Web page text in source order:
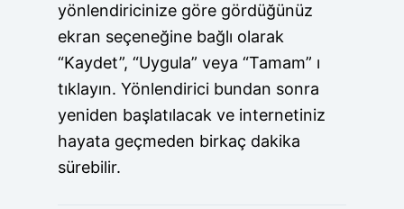
yönlendiricinize göre gördüğünüz
ekran seçeneğine bağlı olarak
“Kaydet”, “Uygula” veya “Tamam” ı
tıklayın. Yönlendirici bundan sonra
yeniden başlatılacak ve internetiniz
hayata geçmeden birkaç dakika
sürebilir.